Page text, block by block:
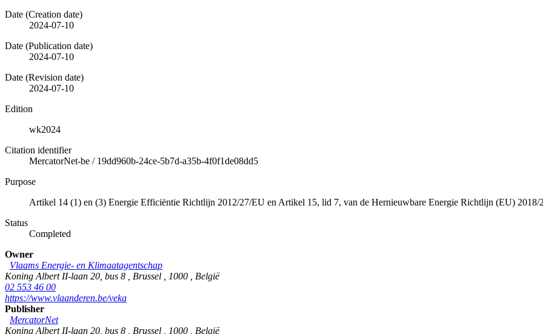
Date (Creation date)
2024-07-10
Date (Publication date)
2024-07-10
Date (Revision date)
2024-07-10
Edition
wk2024
Citation identifier
MercatorNet-be / 19dd960b-24ce-5b7d-a35b-4f0f1de08dd5
Purpose
Artikel 14 (1) en (3) Energie Efficiëntie Richtlijn 2012/27/EU en Artikel 15, lid 7, van de Hernieuwbare Energie Richtlijn (EU) 2018/
Status
Completed
Owner
Vlaams Energie- en Klimaatagentschap
Koning Albert II-laan 20, bus 8
Brussel 1000
België
02 553 46 00
https://www.vlaanderen.be/veka
Publisher
MercatorNet
Koning Albert II-laan 20, bus 8
Brussel 1000
België